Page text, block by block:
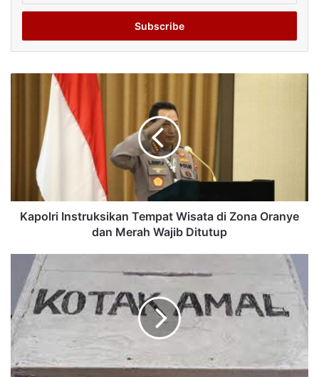
Email
Kapolri Instruksikan Tempat Wisata di Zona Oranye
dan Merah Wajib Ditutup